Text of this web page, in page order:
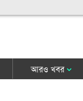
আরও খবর